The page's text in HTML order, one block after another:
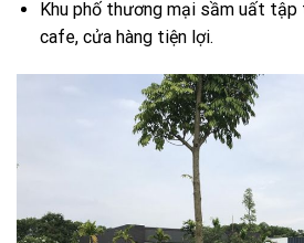
Khu phố thương mại sầm uất tập
cafe, cửa hàng tiện lợi.